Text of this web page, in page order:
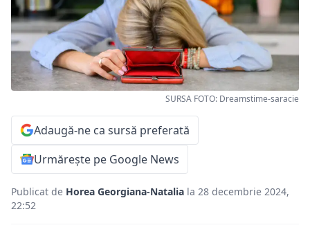
SURSA FOTO: Dreamstime-saracie
Adaugă-ne ca sursă preferată
Urmărește pe Google News
Publicat de Horea Georgiana-Natalia la 28 decembrie 2024,
22:52